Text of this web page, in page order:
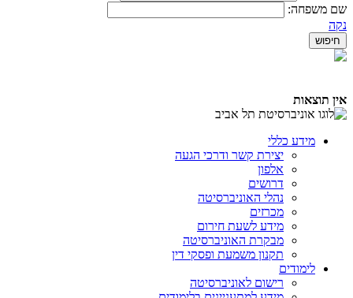
שם משפחה:
נקה
אין תוצאות
מידע כללי
יצירת קשר ודרכי הגעה
אלפון
דרושים
נהלי האוניברסיטה
מכרזים
מידע לשעת חירום
מבקרת האוניברסיטה
תקנון משמעת ופסקי דין
לימודים
רישום לאוניברסיטה